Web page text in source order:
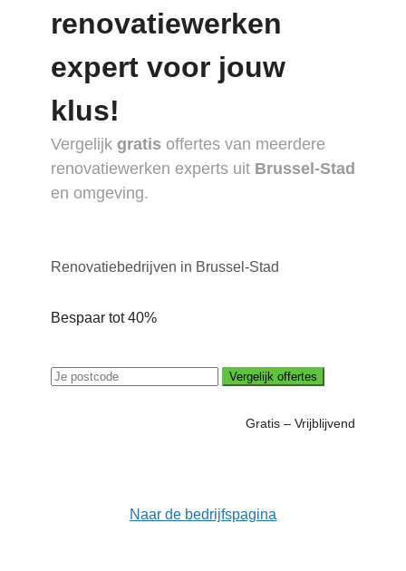
renovatiewerken
expert voor jouw
klus!
Vergelijk gratis offertes van meerdere
renovatiewerken experts uit Brussel-Stad
en omgeving.
Renovatiebedrijven in Brussel-Stad
Bespaar tot 40%
Vergelijk offertes
Gratis – Vrijblijvend
Naar de bedrijfspagina